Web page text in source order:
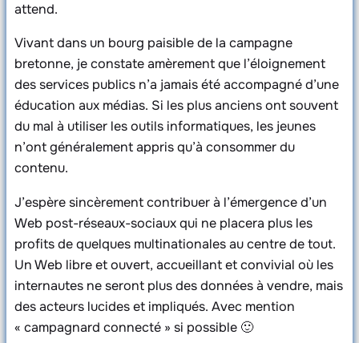
attend.
Vivant dans un bourg paisible de la campagne
bretonne, je constate amèrement que l’éloignement
des services publics n’a jamais été accompagné d’une
éducation aux médias. Si les plus anciens ont souvent
du mal à utiliser les outils informatiques, les jeunes
n’ont généralement appris qu’à consommer du
contenu.
J’espère sincèrement contribuer à l’émergence d’un
Web post-réseaux-sociaux qui ne placera plus les
profits de quelques multinationales au centre de tout.
Un Web libre et ouvert, accueillant et convivial où les
internautes ne seront plus des données à vendre, mais
des acteurs lucides et impliqués. Avec mention
« campagnard connecté » si possible 🙂